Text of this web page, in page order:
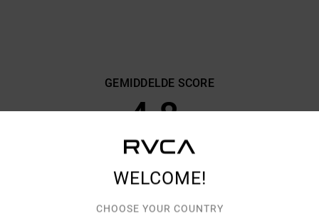
GEMIDDELDE SCORE
4.8
83% VAN ONZE KLANTEN BEVELEN DIT PRODUCT AAN
WELCOME!
CHOOSE YOUR COUNTRY